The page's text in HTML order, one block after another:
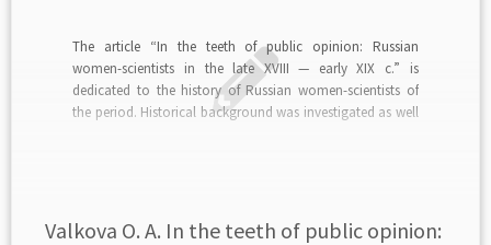
The article “In the teeth of public opinion: Russian
women-scientists in the late XVIII — early XIX c.” is
dedicated to the history of Russian women-scientists of
the period. Historical background was investigated as well
Valkova O. А. In the teeth of public opinion: